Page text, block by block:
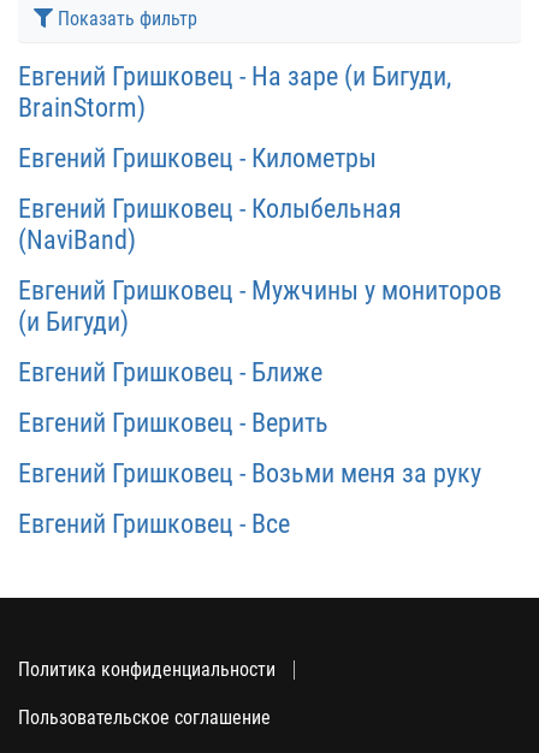
Показать фильтр
Евгений Гришковец - На заре (и Бигуди,
BrainStorm)
Евгений Гришковец - Километры
Евгений Гришковец - Колыбельная
(NaviBand)
Евгений Гришковец - Мужчины у мониторов
(и Бигуди)
Евгений Гришковец - Ближе
Евгений Гришковец - Верить
Евгений Гришковец - Возьми меня за руку
Евгений Гришковец - Все
Политика конфиденциальности
Пользовательское соглашение